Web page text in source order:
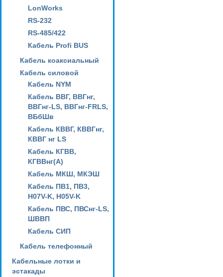
LonWorks
RS-232
RS-485/422
Кабель Profi BUS
Кабель коаксиальный
Кабель силовой
Кабель NYM
Кабель ВВГ, ВВГнг,
ВВГнг-LS, ВВГнг-FRLS,
ВБбШв
Кабель КВВГ, КВВГнг,
КВВГ нг LS
Кабель КГВВ,
КГВВнг(А)
Кабель МКШ, МКЭШ
Кабель ПВ1, ПВ3,
H07V-K, H05V-K
Кабель ПВС, ПВСнг-LS,
ШВВП
Кабель СИП
Кабель телефонный
Кабельные лотки и
эстакады